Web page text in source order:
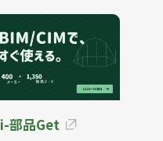
i-部品Get